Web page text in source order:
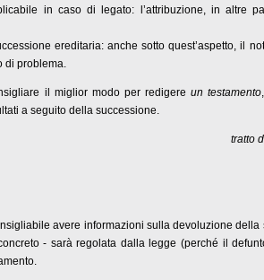
in caso di legato: l’attribuzione, in altre
ereditaria: anche sotto quest’aspetto, il
di problema.
il miglior modo per redigereun testamento
a seguito della successione.
tratto
avere informazioni sulla devoluzione della
- sarà regolata dalla legge (perché il